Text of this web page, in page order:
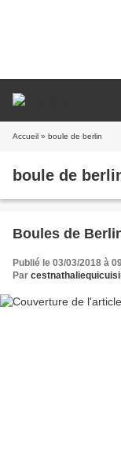
Accueil » boule de berlin
boule de
Boules de
Publié le 03/03/2018 à
Par